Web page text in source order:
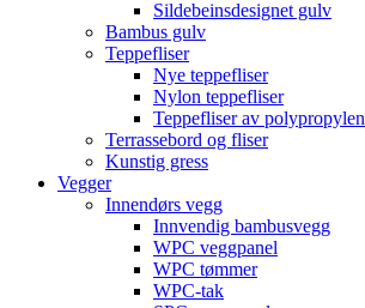
Sildebeinsdesignet gulv
Bambus gulv
Teppefliser
Nye teppefliser
Nylon teppefliser
Teppefliser av polypropylen
Terrassebord og fliser
Kunstig gress
Vegger
Innendørs vegg
Innvendig bambusvegg
WPC veggpanel
WPC tømmer
WPC-tak